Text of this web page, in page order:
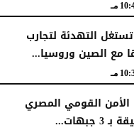
مـ
التهدئة لتجارب
مع الصين وروسيا...
مـ
الأمن القومي المصري